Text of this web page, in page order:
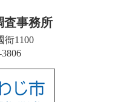
査事務所
衙1100